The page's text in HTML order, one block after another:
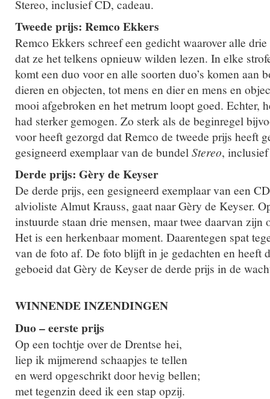
Stereo, inclusief CD, cadeau.
Tweede prijs: Remco Ekkers
Remco Ekkers schreef een gedicht waarover alle
dat ze het telkens opnieuw wilden lezen. In elke
komt een duo voor en alle soorten duo’s komen aan
dieren en objecten, tot mens en dier en mens en
mooi afgebroken en het metrum loopt goed. Echter,
had sterker gemogen. Zo sterk als de beginregel
voor heeft gezorgd dat Remco de tweede prijs heeft
gesigneerd exemplaar van de bundel Stereo,
Derde prijs: Gèry de Keyser
De derde prijs, een gesigneerd exemplaar van een
alvioliste Almut Krauss, gaat naar Gèry de Keyser.
instuurde staan drie mensen, maar twee daarvan zijn
Het is een herkenbaar moment. Daarentegen spat
van de foto af. De foto blijft in je gedachten en heeft
geboeid dat Gèry de Keyser de derde prijs in de
WINNENDE INZENDINGEN
Duo – eerste prijs
Op een tochtje over de Drentse hei,
liep ik mijmerend schaapjes te tellen
en werd opgeschrikt door hevig bellen;
met tegenzin deed ik een stap opzij.